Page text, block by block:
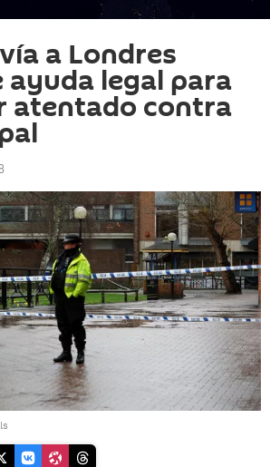
a Londres
ayuda legal para
atentado contra